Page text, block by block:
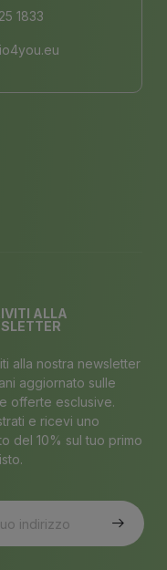
1833
ALLA
alla nostra newsletter
aggiornato sulle
offerte esclusive.
e ricevi uno
del 10% sul tuo primo